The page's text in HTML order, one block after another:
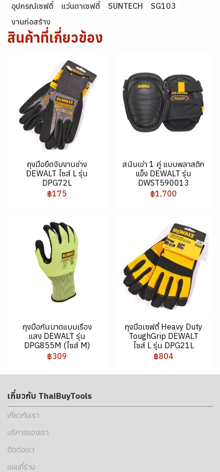
อุปกรณ์เซฟตี้ แว่นตาเซฟตี้ SUNTECH
SG103
งานก่อสร้าง
สินค้าที่เกี่ยวข้อง
ถุงมือยึดจับงานช่าง
DEWALT ไซส์ L รุ่น
DPG72L
฿175
สนับเข่า 1 คู่ แบบพลาสติก
แข็ง DEWALT รุ่น
DWST590013
฿1,700
ถุงมือกันบาดแบบเรือง
แสง DEWALT รุ่น
DPG855M (ไซส์ M)
฿309
ถุงมือเซฟตี้ Heavy Duty
ToughGrip DEWALT
ไซส์ L รุ่น DPG21L
฿804
เกี่ยวกับ ThaiBuyTools
เกี่ยวกับเรา
บริการของเรา
ติดต่อเรา
แผนที่ร้าน